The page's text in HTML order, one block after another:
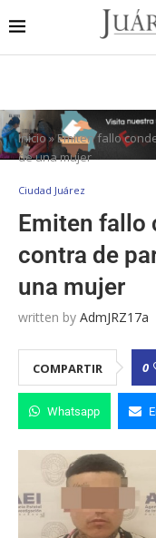
Inicio»Emiten fallo
de una mujer
Ciudad Juárez
Emiten fallo
contra de
una mujer
written by AdmJRZ17a
COMPARTIR 0
Whatsapp